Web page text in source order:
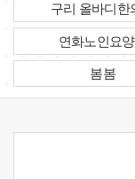
구리 올바디한
연화노인요
봄봄